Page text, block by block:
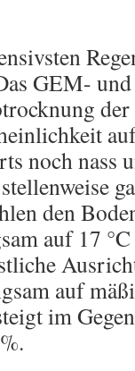
GEM-
noch nass
den
auf 17
auf
im